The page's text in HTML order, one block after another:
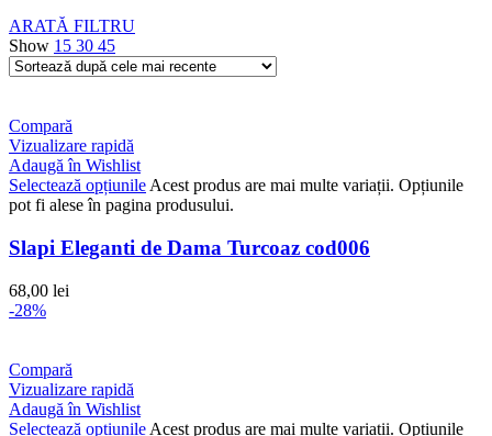
ARATĂ FILTRU
Show 15 30 45
Compară
Vizualizare rapidă
Adaugă în Wishlist
Selectează opțiunile Acest produs are mai multe variații. Opțiunile
pot fi alese în pagina produsului.
Slapi Eleganti de Dama Turcoaz cod006
68,00 lei
-28%
Compară
Vizualizare rapidă
Adaugă în Wishlist
Selectează opțiunile Acest produs are mai multe variații. Opțiunile